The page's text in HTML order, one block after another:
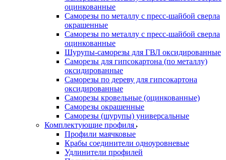
оцинкованные
Саморезы по металлу с пресс-шайбой сверла
окрашенные
Саморезы по металлу с пресс-шайбой сверла
оцинкованные
Шурупы-саморезы для ГВЛ оксидированные
Саморезы для гипсокартона (по металлу)
оксидированные
Саморезы по дереву для гипсокартона
оксидированные
Саморезы кровельные (оцинкованные)
Саморезы окрашенные
Саморезы (шурупы) универсальные
Комплектующие профиля
Профили маячковые
Крабы соединители одноуровневые
Удлинители профилей